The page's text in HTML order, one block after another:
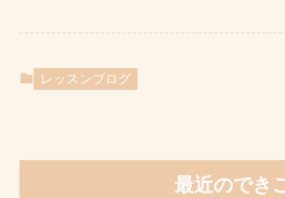
レッスンブログ
最近のでき